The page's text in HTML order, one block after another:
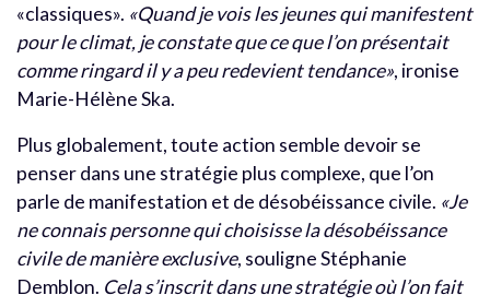
«classiques». «Quand je vois les jeunes qui manifestent
pour le climat, je constate que ce que l’on présentait
comme ringard il y a peu redevient tendance», ironise
Marie-Hélène Ska.
Plus globalement, toute action semble devoir se
penser dans une stratégie plus complexe, que l’on
parle de manifestation et de désobéissance civile. «Je
ne connais personne qui choisisse la désobéissance
civile de manière exclusive, souligne Stéphanie
Demblon. Cela s’inscrit dans une stratégie où l’on fait